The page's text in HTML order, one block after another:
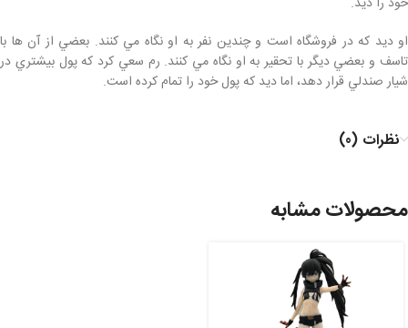
او ديد كه در فروشگاه است و چندين نفر به او نگاه مي كنند. بعضي از آن ها با
تاسف و بعضي ديگر با تحقير به او نگاه مي كنند. رم سعي كرد كه پول بيشتري در
شيار صندلي قرار دهد، اما ديد كه پول خود را تمام كرده است.
نظرات (0)
محصولات مشابه